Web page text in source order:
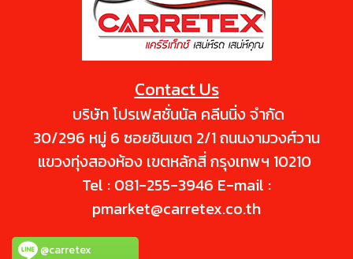
คราบแว็กซ์หลงเหลืออยู่บนรถ
ของคุณ ทนต่อการใช้งานเนื้อผ้า
และขอบไม่ยุ่ย ไม่เสียรูปง่าย ซับ
ต่อการซักล้างได้มากกว่าเส้นใย
ธรรมชาติ
Contact Us
บริษัท โปรเฟสชั่นนัล คลีนนิ่ง จำกัด
30/296 หมู่ 6 ซอยชินเขต 2/1 ถนนงามวงศ์วาน
แขวงทุ่งสองห้อง เขตหลักสี่ กรุงเทพฯ 10210
Tel : 081-255-3946 E-mail :
pmarket@carretex.co.th
@carretex